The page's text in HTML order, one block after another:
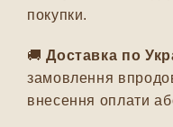
покупки.
🚚Доставка по
замовлення
внесення оплати